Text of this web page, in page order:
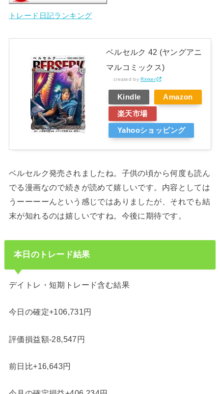
トレード日記ランキング
ベルセルク 42 (ヤングアニ
マルコミックス)
created by Rinker
Kindle Amazon
楽天市場
Yahooショッピング
ベルセルク発売されましたね。子供の頃から何度も読ん
でる漫画なので続きが読めて嬉しいです。内容としては
うーーーーんという感じではありましたが、それでも結
末が知れるのは嬉しいですね。今後に期待です。
本日のトレード結果
デイトレ・短期トレード含む結果
今日の確定+106,731円
評価損益額-28,547円
前日比+16,643円